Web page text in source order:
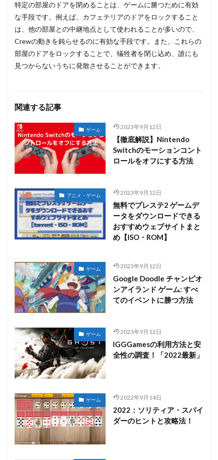
特定の部屋のドアを閉めることは、ゲームに勝つために有効
な手段です。例えば、カフェテリアのドアをロックすること
は、他の部屋との中継地点として使われることが多いので、
Crewの動きを鈍らせるのに有効な手段です。また、これらの
部屋のドアをロックすることで、犠牲者を閉じ込め、誰にも
見つからないうちに発散させることができます。
関連する記事
ゲーム 2023年9月12日
【徹底解説】Nintendo
Switchのモーションコント
ロールをオフにする方法
アニメ・ゲーム 2023年9月12日
無料でプレステ2 ゲームデ
ータをダウンロードできる
おすすめウェブサイトまと
め【ISO・ROM】
ゲーム 2023年9月12日
Google Doodle チャンピオ
ンアイランド ゲーム: すべ
てのイベントに勝つ方法
ゲーム 2023年9月12日
IGGGamesの利用方法と安
全性の調査！「2022最新」
ゲーム 2022年9月14日
2022：ソリティア・スパイ
ダーのヒントと攻略法！